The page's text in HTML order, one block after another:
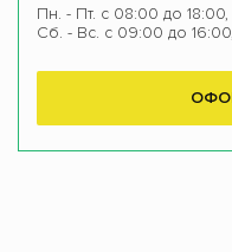
Пн. - Пт. с 08:00 до
Сб. - Вс. с 09:00 до